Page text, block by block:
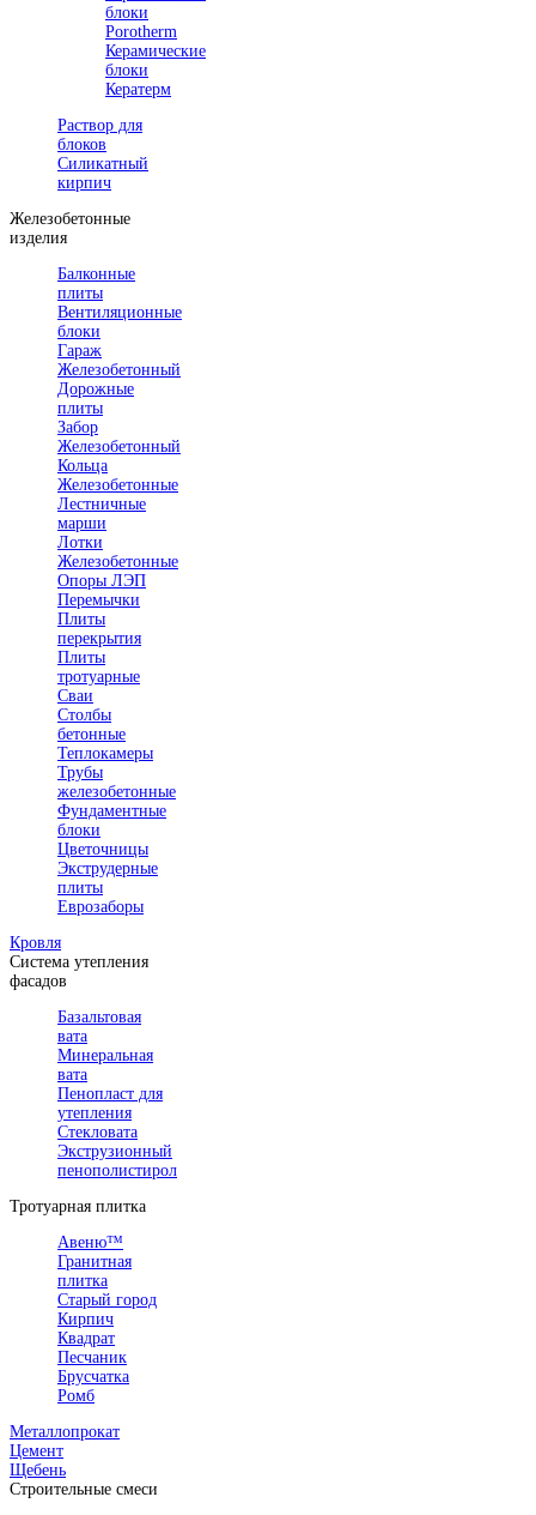
блоки
Porotherm
Керамические
блоки
Кератерм
Раствор для
блоков
Силикатный
кирпич
Железобетонные
изделия
Балконные
плиты
Вентиляционные
блоки
Гараж
Железобетонный
Дорожные
плиты
Забор
Железобетонный
Кольца
Железобетонные
Лестничные
марши
Лотки
Железобетонные
Опоры ЛЭП
Перемычки
Плиты
перекрытия
Плиты
тротуарные
Сваи
Столбы
бетонные
Теплокамеры
Трубы
железобетонные
Фундаментные
блоки
Цветочницы
Экструдерные
плиты
Еврозаборы
Кровля
Система утепления
фасадов
Базальтовая
вата
Минеральная
вата
Пенопласт для
утепления
Стекловата
Экструзионный
пенополистирол
Тротуарная плитка
Авеню™
Гранитная
плитка
Старый город
Кирпич
Квадрат
Песчаник
Брусчатка
Ромб
Металлопрокат
Цемент
Щебень
Строительные смеси